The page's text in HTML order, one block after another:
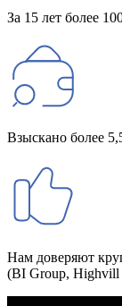
За 15 лет более
Взыскано более
Нам доверяют
(BI Group, Highvill